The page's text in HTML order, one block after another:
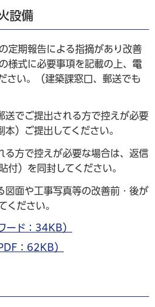
設備
定期報告による指摘があり改善
様式に必要事項を記載の上、 電
さい。（建築課窓口、郵送でも
送でご提出される方で控えが必要
）ご提出してください。
る方で控えが必要な場合は、返信
付）を同封してください。
図面や工事写真等の改善前・後が
ください。
ード：34KB）
：62KB）